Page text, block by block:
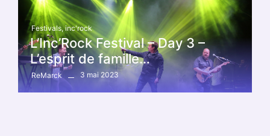
Festivals, inc'rock
L’Inc’Rock Festival – Day 3 –
L’esprit de famille…
ReMarck 3 mai 2023